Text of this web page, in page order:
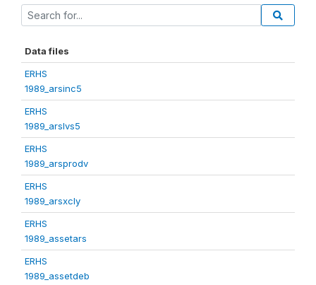
Data files
ERHS
1989_arsinc5
ERHS
1989_arslvs5
ERHS
1989_arsprodv
ERHS
1989_arsxcly
ERHS
1989_assetars
ERHS
1989_assetdeb